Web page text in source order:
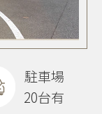
駐車場
20台有